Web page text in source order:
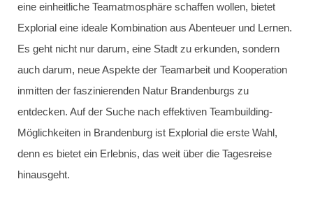
eine einheitliche Teamatmosphäre schaffen wollen, bietet
Explorial eine ideale Kombination aus Abenteuer und Lernen.
Es geht nicht nur darum, eine Stadt zu erkunden, sondern
auch darum, neue Aspekte der Teamarbeit und Kooperation
inmitten der faszinierenden Natur Brandenburgs zu
entdecken. Auf der Suche nach effektiven Teambuilding-
Möglichkeiten in Brandenburg ist Explorial die erste Wahl,
denn es bietet ein Erlebnis, das weit über die Tagesreise
hinausgeht.